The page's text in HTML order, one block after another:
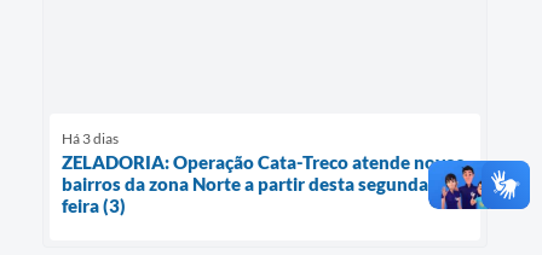
Há 3 dias
ZELADORIA: Operação Cata-Treco atende novos
bairros da zona Norte a partir desta segunda-
feira (3)